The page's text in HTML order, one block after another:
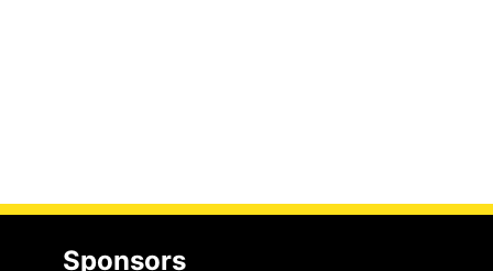
Sponsors